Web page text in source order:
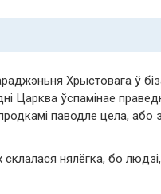
Хрыстовага ў
Царква ўспамінае
паводле цела, або
нялёгка, бо